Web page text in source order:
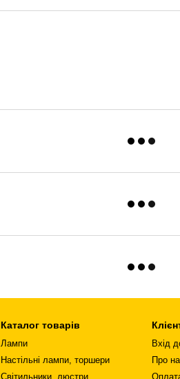
Каталог товарів
Лампи
Настільні лампи, торшери
Світильники, люстри
Вхід
Про